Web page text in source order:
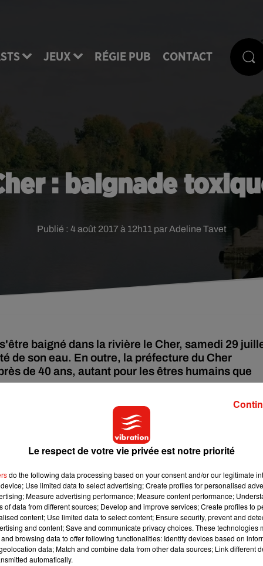
JEUX RÉGIE PUB CONTACT
: baignade
Publié : 4 août 2017 à 12h11 par Adeline Tavet
baigné dans la rivière le Cher, samedi 29
de son eau. En outre, la préfecture du Cher
de 40 ans, autant pour les êtres humains que
baigné dans le Cher, sur la commune de Selles-sur-Cher (
son état s’est très vite détérioré, avant de mourir à la clinique
la gendarmerie et les services sanitaires sont alertés.
sont morts à quelques jours d’intervalle après une
appelé cyanobactérie ou « algues bleues » pourrait être à
pour l’Homme comme pour l’animal. Les fortes
La Direction départementale de la cohésion sociale et
du chien et la préfecture du Loir-et-Cher a fait analyser
Les résultats devraient être connus la semaine prochaine.
Le respect de votre vie privée est notre priorité
do the following data processing based on your consent and/or our legitimate
Use limited data to select advertising; Create profiles for personalised
Measure advertising performance; Measure content performance;
of data from different sources; Develop and improve services; Create profiles to
content; Use limited data to select content; Ensure security, prevent and
and content; Save and communicate privacy choices. These technologies
browsing data to offer following functionalities: Identify devices based on
data; Match and combine data from other data sources; Link different
automatically.